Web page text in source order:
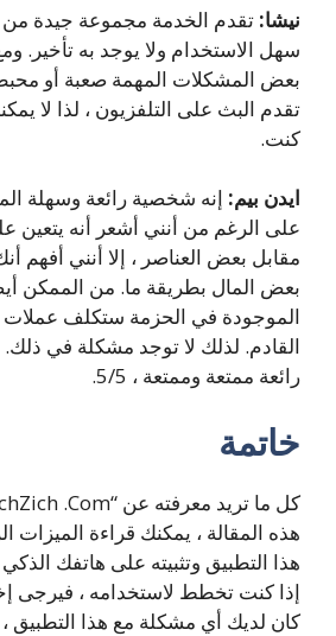
نيشا: تقدم الخدمة مجموعة جيدة من
سهل الاستخدام ولا يوجد به تأخير.
بعض المشكلات المهمة صعبة أو
تقدم البث على التلفزيون ، لذا لا
كنت.
ايدن بيم: إنه شخصية رائعة وسهلة
على الرغم من أنني أشعر أنه يتعين
مقابل بعض العناصر ، إلا أنني أفهم
بعض المال بطريقة ما. من الممكن
الموجودة في الحزمة ستكلف عملات
القادم. لذلك لا توجد مشكلة في ذلك.
رائعة ممتعة وممتعة ، 5/5.
خاتمة
هذه المقالة ، يمكنك قراءة الميزات
هذا التطبيق وتثبيته على هاتفك الذكي
إذا كنت تخطط لاستخدامه ، فيرجى
كان لديك أي مشكلة مع هذا التطبيق ،